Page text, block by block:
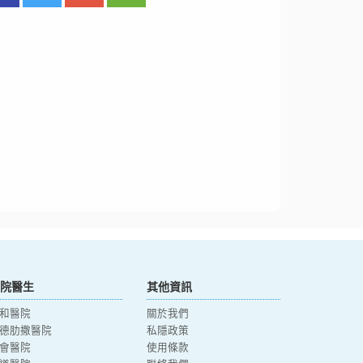
醫生
醫院
肋撒醫院
醫院
其他資訊
關於我們
私隱政策
使用條款